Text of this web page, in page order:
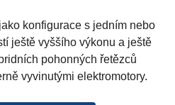
konfigurace s jedním nebo
ještě vyššího výkonu a ještě
pohonných řetězců
vyvinutými elektromotory.